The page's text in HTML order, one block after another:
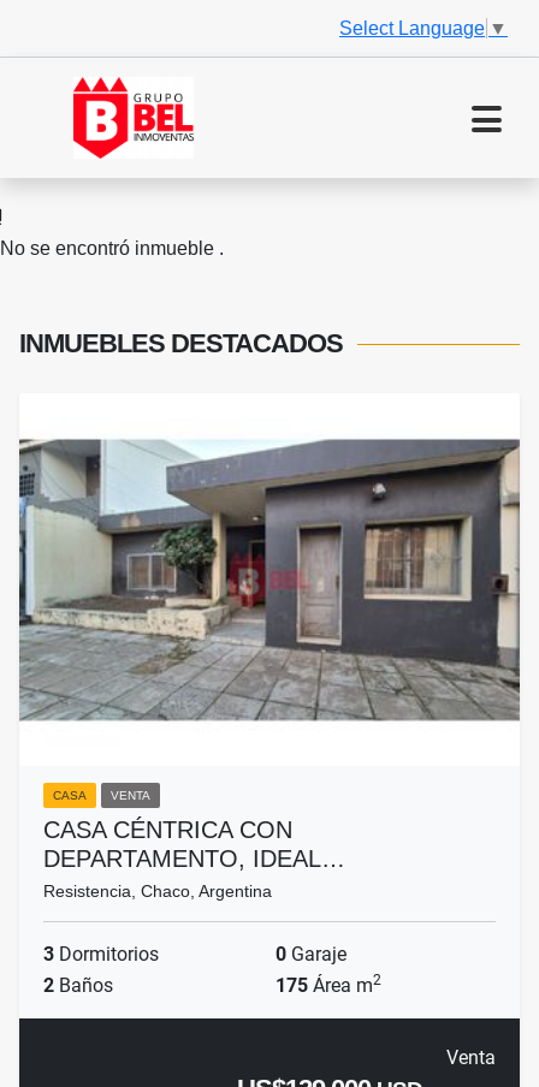
Select Language ▼
No se encontró inmueble .
INMUEBLES DESTACADOS
CASA VENTA
CASA CÉNTRICA CON
DEPARTAMENTO, IDEAL…
Resistencia, Chaco, Argentina
3 Dormitorios 0 Garaje
2 Baños 175 Área m2
Venta